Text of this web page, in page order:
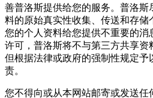
善普洛斯提供给您的服务。普洛斯
料的原始真实性收集、传送和存储
您的个人资料给您提供不重要的消
许可，普洛斯将不与第三方共享资
但根据法律或政府的强制性规定予
责。
您不得向或从本网站邮寄或发送任